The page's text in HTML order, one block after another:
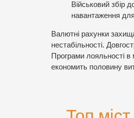
Військовий збір
навантаження
Валютні рахунки
нестабільності.
Програми лояльності
економить половину